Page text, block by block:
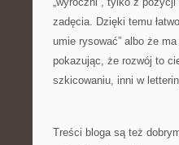
zadęcia. Dzięki temu
umie rysować” albo że
pokazując, że rozwój to
szkicowaniu, inni w
Treści bloga są też